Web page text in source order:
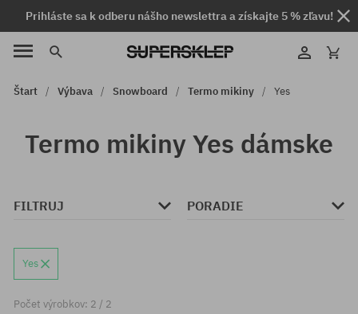
Prihláste sa k odberu nášho newslettra a získajte 5 % zľavu!
Štart Výbava Snowboard Termo mikiny Yes
Termo mikiny Yes dámske
FILTRUJ PORADIE
Yes
Počet výrobkov: 2 / 2